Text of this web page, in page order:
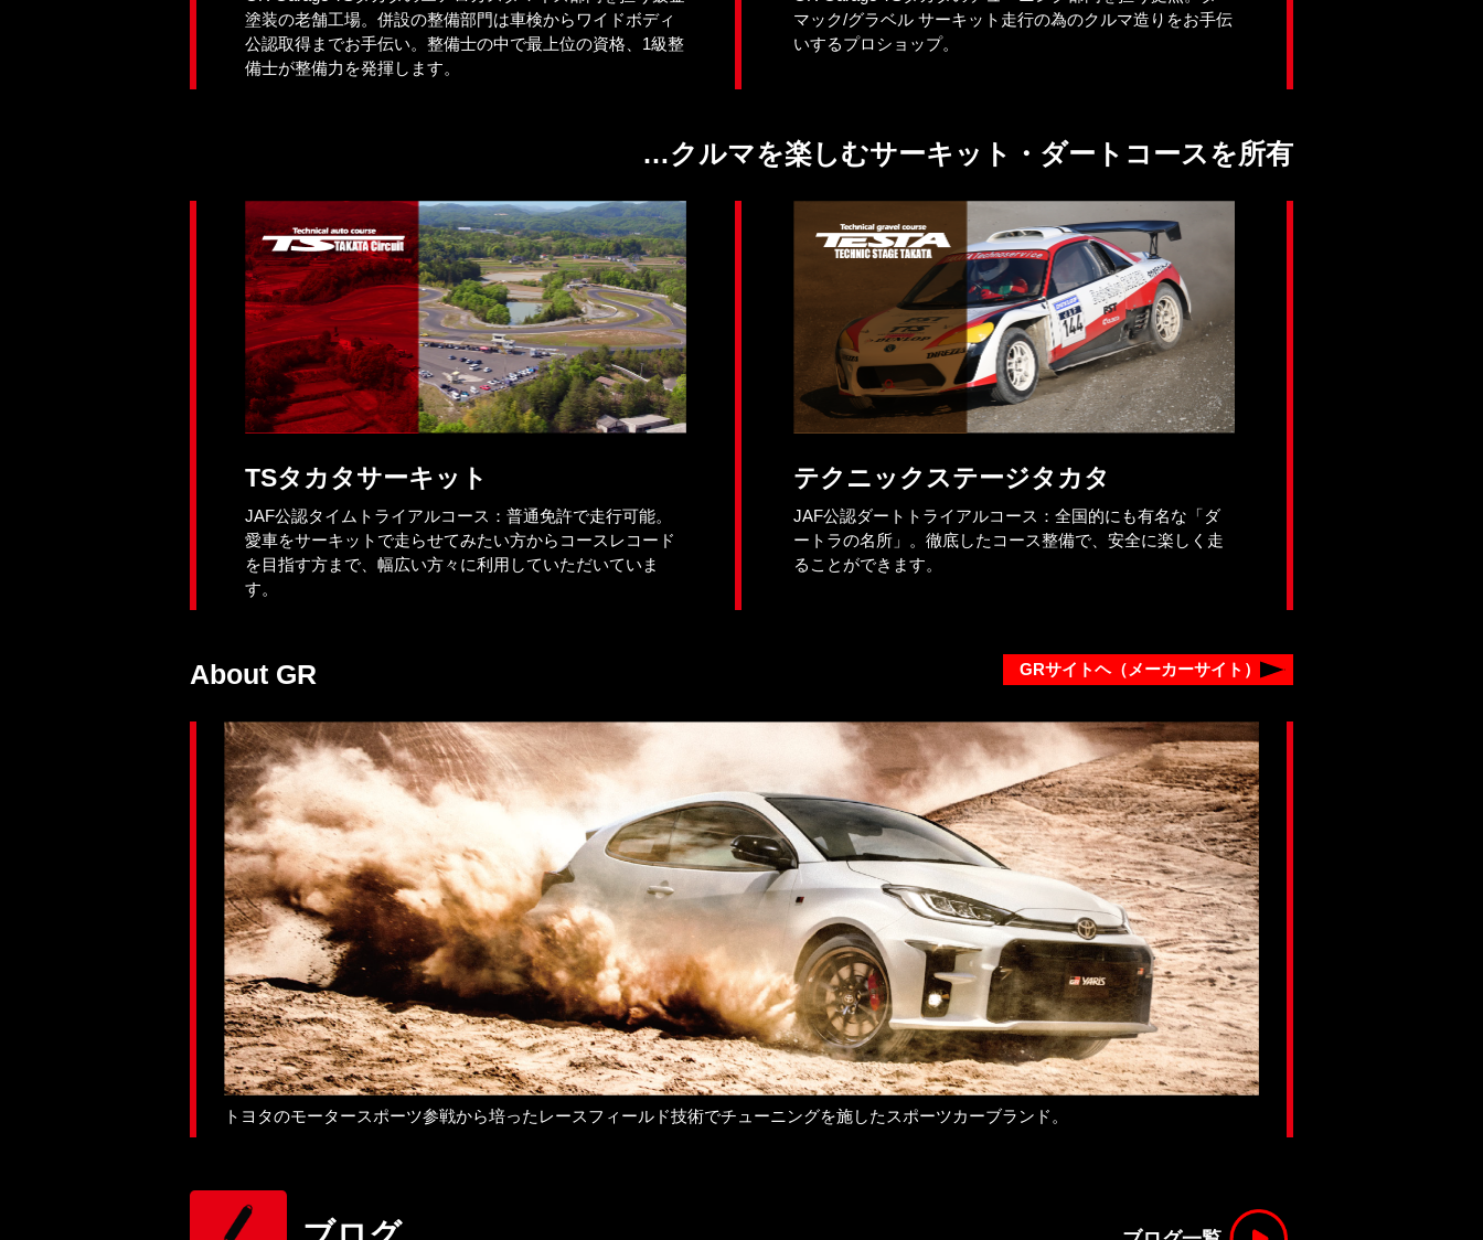
塗装の老舗工場。併設の整備部門は車検からワイドボディ
公認取得までお手伝い。整備士の中で最上位の資格、1級整
備士が整備力を発揮します。
マック/グラベル サーキット走行の為のクルマ造りをお手伝
いするプロショップ。
クルマを楽しむサーキット・ダートコースを所有
TSタカタサーキット
JAF公認タイムトライアルコース：普通免許で走行可能。
愛車をサーキットで走らせてみたい方からコースレコード
を目指す方まで、幅広い方々に利用していただいていま
す。
テクニックステージタカタ
JAF公認ダートトライアルコース：全国的にも有名な「ダ
ートラの名所」。徹底したコース整備で、安全に楽しく走
ることができます。
About GR GRサイトヘ（メーカーサイト）
トヨタのモータースポーツ参戦から培ったレースフィールド技術でチューニングを施したスポーツカーブランド。